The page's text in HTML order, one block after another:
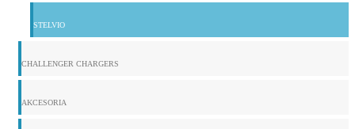
STELVIO
CHALLENGER CHARGERS
AKCESORIA